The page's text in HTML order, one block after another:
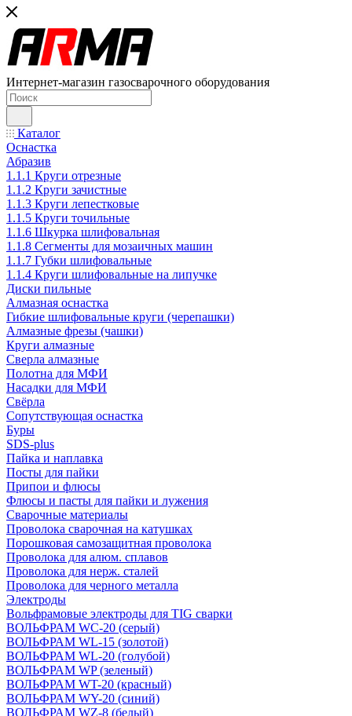
Интернет-магазин газосварочного оборудования
Каталог
Оснастка
Абразив
1.1.1 Круги отрезные
1.1.2 Круги зачистные
1.1.3 Круги лепестковые
1.1.5 Круги точильные
1.1.6 Шкурка шлифовальная
1.1.8 Сегменты для мозаичных машин
1.1.7 Губки шлифовальные
1.1.4 Круги шлифовальные на липучке
Диски пильные
Алмазная оснастка
Гибкие шлифовальные круги (черепашки)
Алмазные фрезы (чашки)
Круги алмазные
Сверла алмазные
Полотна для МФИ
Насадки для МФИ
Свёрла
Сопутствующая оснастка
Буры
SDS-plus
Пайка и наплавка
Посты для пайки
Припои и флюсы
Флюсы и пасты для пайки и лужения
Сварочные материалы
Проволока сварочная на катушках
Порошковая самозащитная проволока
Проволока для алюм. сплавов
Проволока для нерж. сталей
Проволока для черного металла
Электроды
Вольфрамовые электроды для TIG сварки
ВОЛЬФРАМ WC-20 (серый)
ВОЛЬФРАМ WL-15 (золотой)
ВОЛЬФРАМ WL-20 (голубой)
ВОЛЬФРАМ WP (зеленый)
ВОЛЬФРАМ WT-20 (красный)
ВОЛЬФРАМ WY-20 (синий)
ВОЛЬФРАМ WZ-8 (белый)